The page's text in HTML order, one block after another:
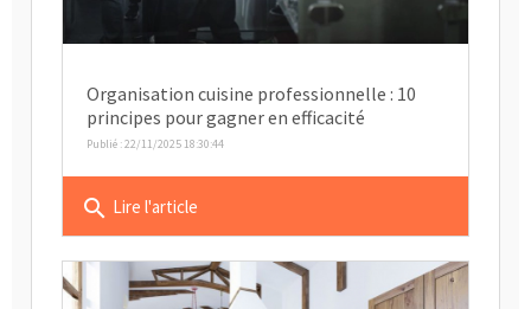
Organisation cuisine professionnelle : 10
principes pour gagner en efficacité
Publié : 22/11/2025 18:30:44
search Lire l'article